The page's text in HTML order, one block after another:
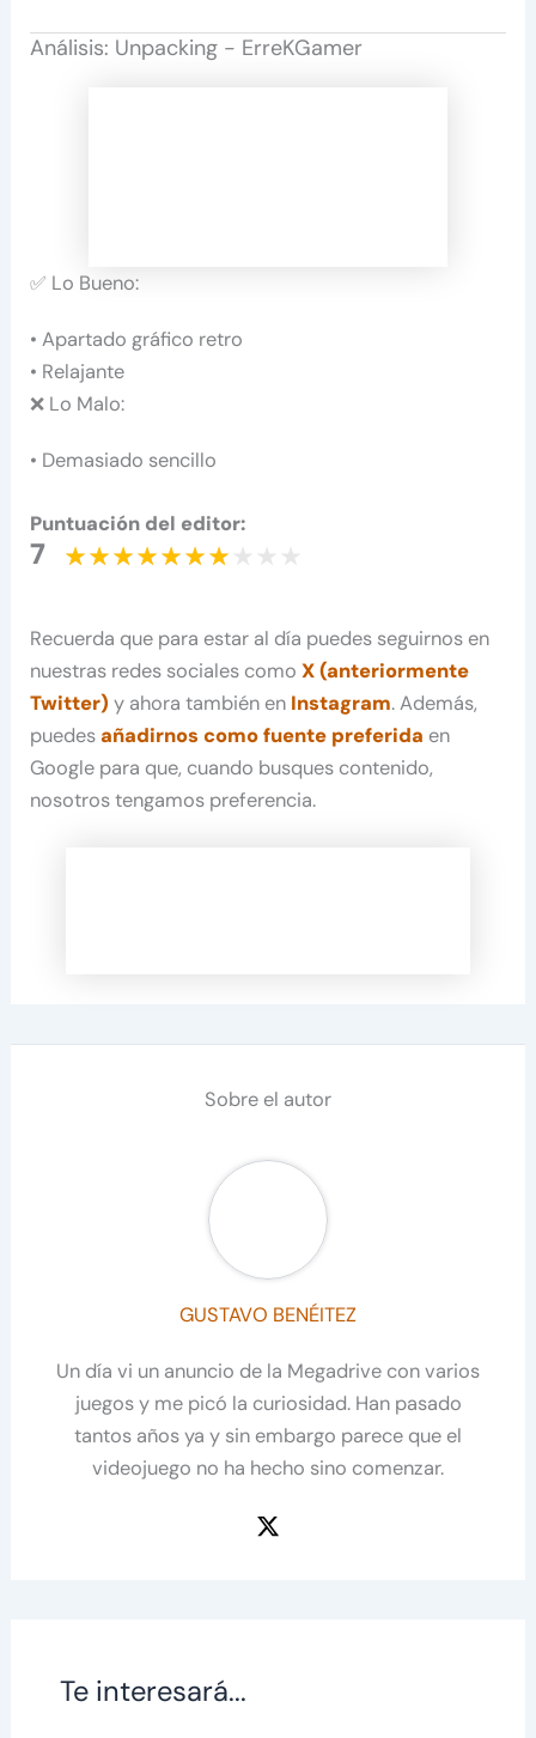
Análisis: Unpacking - ErreKGamer
✅ Lo Bueno:
• Apartado gráfico retro
• Relajante
❌ Lo Malo:
• Demasiado sencillo
Puntuación del editor:
7
Recuerda que para estar al día puedes seguirnos en
nuestras redes sociales comoX (anteriormente
Twitter) y ahora también en Instagram. Además,
puedesañadirnos como fuente preferida en
Google para que, cuando busques contenido,
nosotros tengamos preferencia.
Sobre el autor
GUSTAVO BENÉITEZ
Un día vi un anuncio de la Megadrive con varios
juegos y me picó la curiosidad. Han pasado
tantos años ya y sin embargo parece que el
videojuego no ha hecho sino comenzar.
Te interesará...